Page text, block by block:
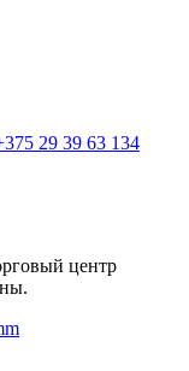
29 39 63 134
центр